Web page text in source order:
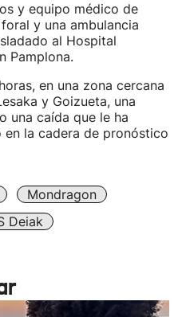
y equipo médico de
y una ambulancia
al Hospital
Pamplona.
en una zona cercana
y Goizueta, una
una caída que le ha
la cadera de pronóstico
Mondragon
Deiak